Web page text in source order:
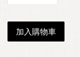
加入購物車